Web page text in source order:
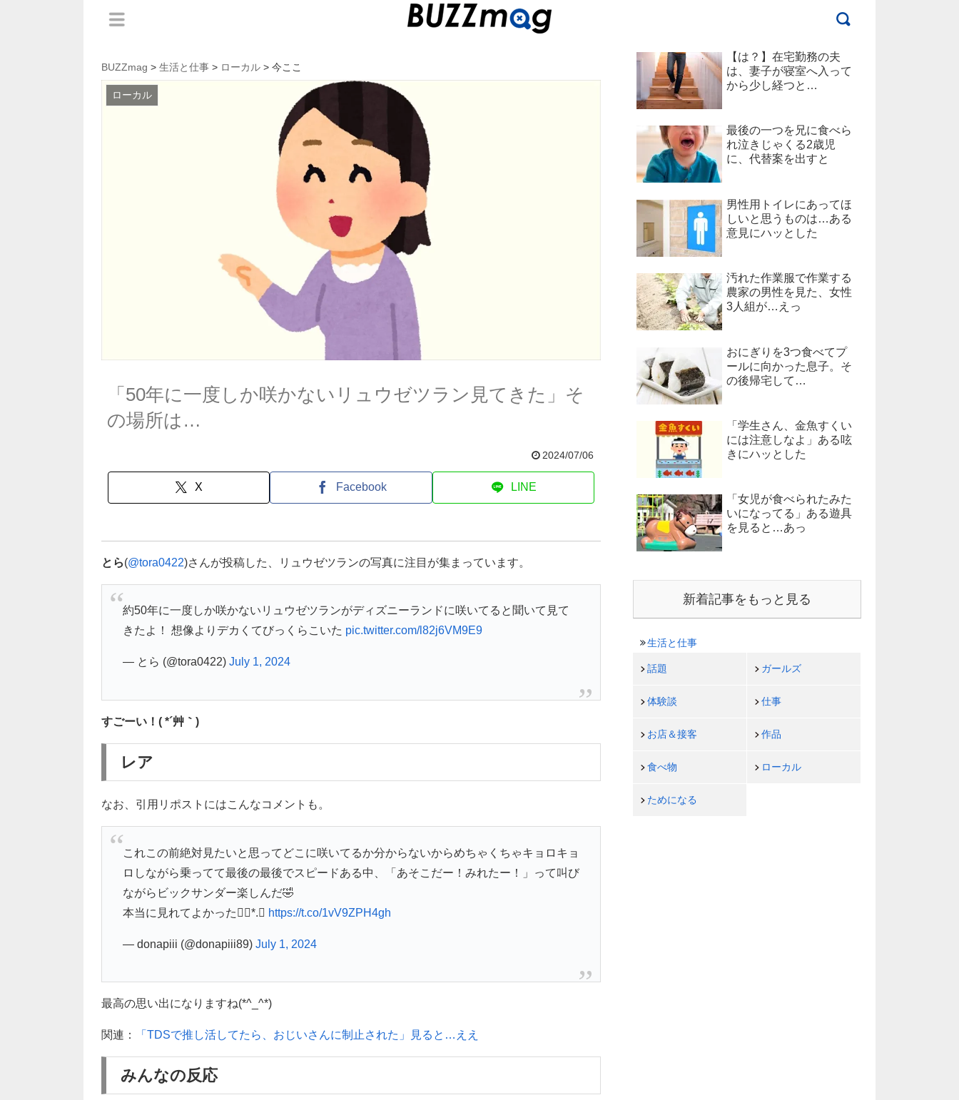
BUZZmag > 生活と仕事 > ローカル > 今ここ
ローカル
「50年に一度しか咲かないリュウゼツラン見てきた」そ
の場所は…
2024/07/06
X Facebook LINE
とら(@tora0422)さんが投稿した、リュウゼツランの写真に注目が集まっています。
約50年に一度しか咲かないリュウゼツランがディズニーランドに咲いてると聞いて見て
きたよ！ 想像よりデカくてびっくらこいた pic.twitter.com/l82j6VM9E9
— とら (@tora0422) July 1, 2024
すごーい！( *´艸｀)
レア
なお、引用リポストにはこんなコメントも。
これこの前絶対見たいと思ってどこに咲いてるか分からないからめちゃくちゃキョロキョ
ロしながら乗ってて最後の最後でスピードある中、「あそこだー！みれたー！」って叫び
ながらビックサンダー楽しんだ🤣
本当に見れてよかった❁⃘*.ﾟ https://t.co/1vV9ZPH4gh
— donapiii (@donapiii89) July 1, 2024
最高の思い出になりますね(*^_^*)
関連： 「TDSで推し活してたら、おじいさんに制止された」見ると…ええ
みんなの反応
【は？】在宅勤務の夫
は、妻子が寝室へ入って
から少し経つと…
最後の一つを兄に食べら
れ泣きじゃくる2歳児
に、代替案を出すと
男性用トイレにあってほ
しいと思うものは…ある
意見にハッとした
汚れた作業服で作業する
農家の男性を見た、女性
3人組が…えっ
おにぎりを3つ食べてプ
ールに向かった息子。そ
の後帰宅して…
「学生さん、金魚すくい
には注意しなよ」ある呟
きにハッとした
「女児が食べられたみた
いになってる」ある遊具
を見ると…あっ
新着記事をもっと見る
生活と仕事
話題 ガールズ
体験談 仕事
お店＆接客 作品
食べ物 ローカル
ためになる